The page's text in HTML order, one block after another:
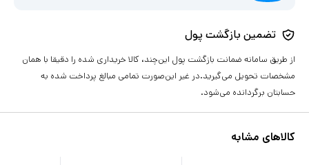
تضمین بازگشت پول
از طریق سامانه ضمانت بازگشت پول این‌چند، کالا خریداری شده را دقیقا با همان
مشخصات تحویل می‌گیرید.در غیر این‌صورت تمامی مبالغ پرداخت شده به
حسابتان برگردانده می‌شود.
کالاهای مشابه